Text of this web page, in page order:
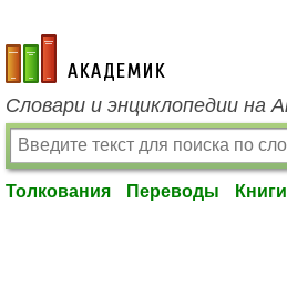
academic.ru
Словари и энциклопедии на
Толкования Переводы Книги